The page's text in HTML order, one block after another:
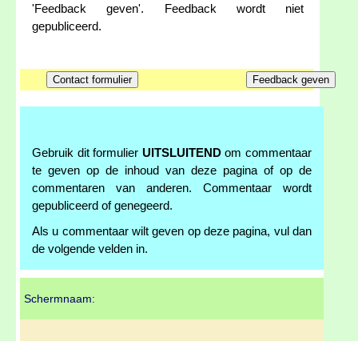
'Feedback geven'. Feedback wordt niet
gepubliceerd.
Gebruik dit formulier UITSLUITENDom commentaar
te geven op de inhoud van deze pagina of op de
commentaren van anderen. Commentaar wordt
gepubliceerd of genegeerd.
Als u commentaar wilt geven op deze pagina, vul dan
de volgende velden in.
Schermnaam: